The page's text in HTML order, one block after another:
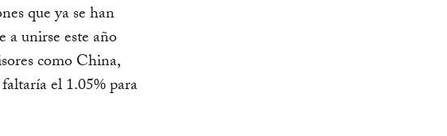
que ya se han
a unirse este año
como China,
el 1.05% para